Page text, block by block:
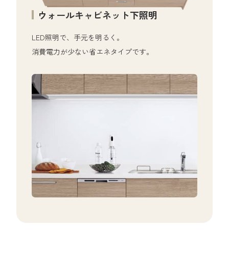
ウォールキャビネット下照明
LED照明で、手元を明るく。
消費電力が少ない省エネタイプです。